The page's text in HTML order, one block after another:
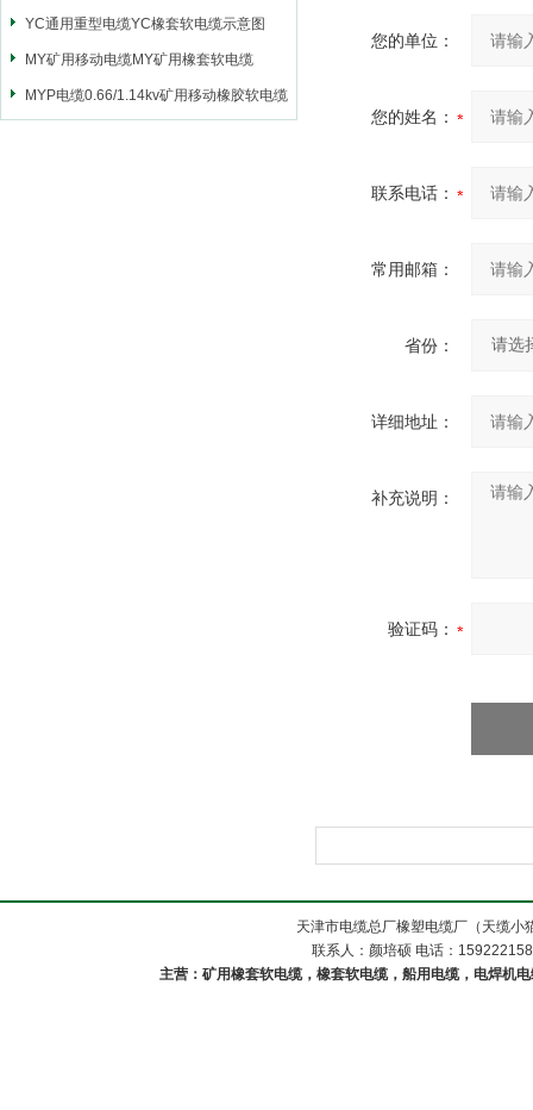
YC通用重型电缆YC橡套软电缆示意图
MY矿用移动电缆MY矿用橡套软电缆
MYP电缆0.66/1.14kv矿用移动橡胶软电缆
您的单位：
您的姓名：
联系电话：
常用邮箱：
省份：
详细地址：
补充说明：
验证码：
天津市电缆总厂橡塑电缆厂（天缆
联系人：颜培硕 电话：
主营：矿用橡套软电缆，橡套软电缆，船用电缆，电焊机